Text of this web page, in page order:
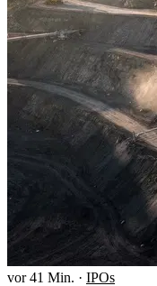
vor 41 Min. · IPOs